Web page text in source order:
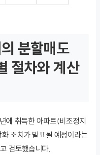
분할매도
절차와 계산
에 취득한 아파트(비조정지
조치가 발표될 예정이라는
검토했습니다.